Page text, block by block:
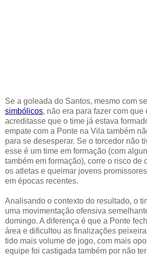
Se a goleada do Santos, mesmo com
simbólicos, não era para fazer com que
acreditasse que o time já estava
empate com a Ponte na Vila também
para se desesperar. Se o torcedor não
esse é um time em formação (com
também em formação), corre o risco de
os atletas e queimar jovens
em épocas recentes.
Analisando o contexto do resultado, o
uma movimentação ofensiva
domingo. A diferença é que a Ponte
área e dificultou as finalizações
tido mais volume de jogo, com mais
equipe foi castigada também por não